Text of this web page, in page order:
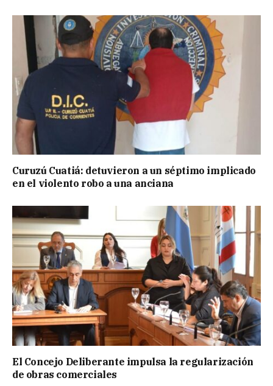
Curuzú Cuatiá: detuvieron a un séptimo implicado
en el violento robo a una anciana
El Concejo Deliberante impulsa la regularización
de obras comerciales